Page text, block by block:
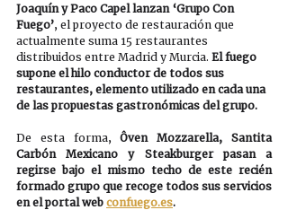
Joaquín y Paco Capel lanzan ‘Grupo Con
Fuego’, el proyecto de restauración que
actualmente suma 15 restaurantes
distribuidos entre Madrid y Murcia. El fuego
supone el hilo conductor de todos sus
restaurantes, elemento utilizado en cada una
de las propuestas gastronómicas del grupo.
De esta forma, Ôven Mozzarella, Santita
Carbón Mexicano y Steakburger pasan a
regirse bajo el mismo techo de este recién
formado grupo que recoge todos sus servicios
en el portal web confuego.es.